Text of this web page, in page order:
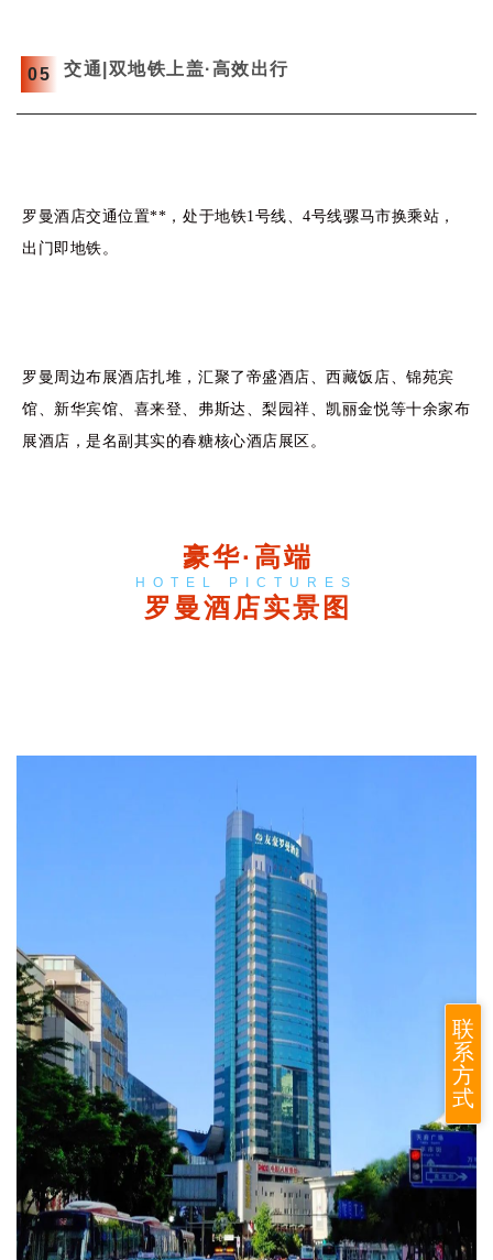
05 交通|双地铁上盖·高效出行
罗曼酒店交通位置**，处于地铁1号线、4号线骡马市换乘站，
出门即地铁。
罗曼周边布展酒店扎堆，汇聚了帝盛酒店、西藏饭店、锦苑宾
馆、新华宾馆、喜来登、弗斯达、梨园祥、凯丽金悦等十余家布
展酒店，是名副其实的春糖核心酒店展区。
豪华·高端
HOTEL PICTURES
罗曼酒店实景图
联
系
方
式